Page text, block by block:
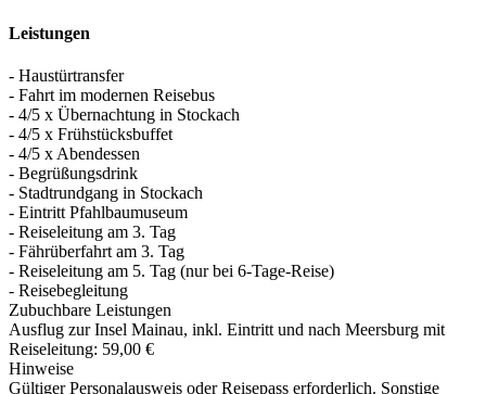
Leistungen
- Haustürtransfer
- Fahrt im modernen Reisebus
- 4/­5 x Übernachtung in Stockach
- 4/­5 x Frühstücksbuffet
- 4/­5 x Abendessen
- Begrüßungsdrink
- Stadtrundgang in Stockach
- Eintritt Pfahlbaumuseum
- Reiseleitung am 3. Tag
- Fährüberfahrt am 3. Tag
- Reiseleitung am 5. Tag (nur bei 6-Tage-Reise)
- Reisebegleitung
Zubuchbare Leistungen
Ausflug zur Insel Mainau, inkl. Eintritt und nach Meersburg mit
Reiseleitung: 59,00 €
Hinweise
Gültiger Personalausweis oder Reisepass erforderlich. Sonstige